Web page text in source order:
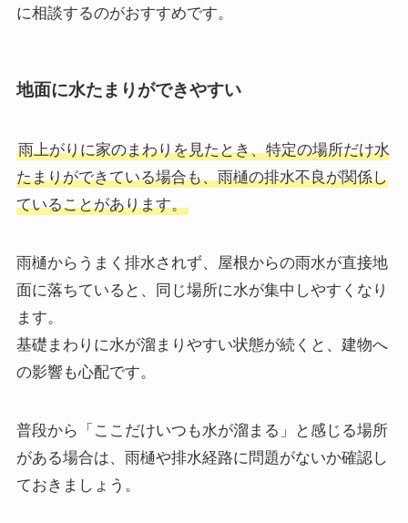
に相談するのがおすすめです。
地面に水たまりができやすい
雨上がりに家のまわりを見たとき、特定の場所だけ水
たまりができている場合も、雨樋の排水不良が関係し
ていることがあります。
雨樋からうまく排水されず、屋根からの雨水が直接地
面に落ちていると、同じ場所に水が集中しやすくなり
ます。
基礎まわりに水が溜まりやすい状態が続くと、建物へ
の影響も心配です。
普段から「ここだけいつも水が溜まる」と感じる場所
がある場合は、雨樋や排水経路に問題がないか確認し
ておきましょう。